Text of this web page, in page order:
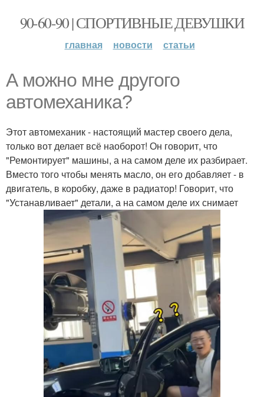
90-60-90 | СПОРТИВНЫЕ ДЕВУШКИ
главная новости статьи
А можно мне другого
автомеханика?
Этот автомеханик - настоящий мастер своего дела,
только вот делает всё наоборот! Он говорит, что
"Ремонтирует" машины, а на самом деле их разбирает.
Вместо того чтобы менять масло, он его добавляет - в
двигатель, в коробку, даже в радиатор! Говорит, что
"Устанавливает" детали, а на самом деле их снимает